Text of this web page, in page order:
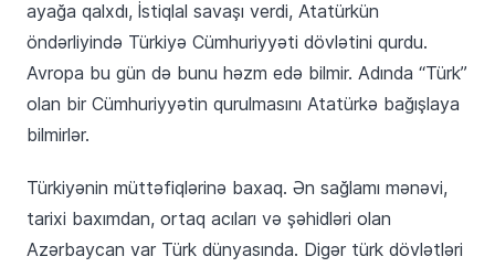
ayağa qalxdı, İstiqlal savaşı verdi, Atatürkün
öndərliyində Türkiyə Cümhuriyyəti dövlətini qurdu.
Avropa bu gün də bunu həzm edə bilmir. Adında “Türk”
olan bir Cümhuriyyətin qurulmasını Atatürkə bağışlaya
bilmirlər.
Türkiyənin müttəfiqlərinə baxaq. Ən sağlamı mənəvi,
tarixi baxımdan, ortaq acıları və şəhidləri olan
Azərbaycan var Türk dünyasında. Digər türk dövlətləri